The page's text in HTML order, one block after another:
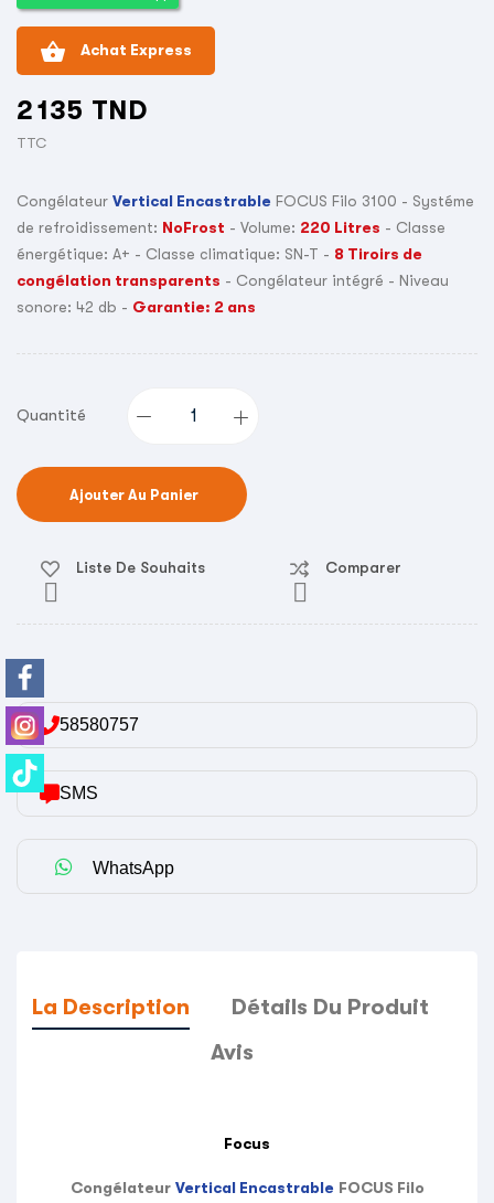
shopping_basket Achat Express
2 135 TND
TTC
Congélateur Vertical Encastrable FOCUS Filo 3100 - Systéme
de refroidissement: NoFrost - Volume: 220 Litres - Classe
énergétique: A+ - Classe climatique: SN-T - 8 Tiroirs de
congélation transparents - Congélateur intégré - Niveau
sonore: 42 db - Garantie: 2 ans
Quantité
Ajouter Au Panier

Liste De Souhaits

Comparer
58580757
SMS
WhatsApp
La Description
Détails Du Produit
Avis
Focus
Congélateur Vertical Encastrable FOCUS Filo